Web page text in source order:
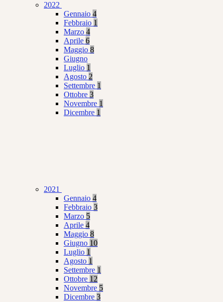
2022
Gennaio 4
Febbraio 1
Marzo 4
Aprile 6
Maggio 8
Giugno
Luglio 1
Agosto 2
Settembre 1
Ottobre 3
Novembre 1
Dicembre 1
2021
Gennaio 4
Febbraio 3
Marzo 5
Aprile 4
Maggio 8
Giugno 10
Luglio 1
Agosto 1
Settembre 1
Ottobre 12
Novembre 5
Dicembre 3